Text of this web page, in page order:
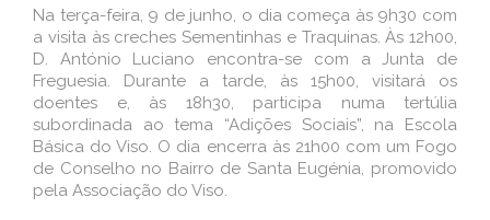
Na terça-feira, 9 de junho, o dia começa às 9h30 com
a visita às creches Sementinhas e Traquinas. Às 12h00,
D. António Luciano encontra-se com a Junta de
Freguesia. Durante a tarde, às 15h00, visitará os
doentes e, às 18h30, participa numa tertúlia
subordinada ao tema “Adições Sociais”, na Escola
Básica do Viso. O dia encerra às 21h00 com um Fogo
de Conselho no Bairro de Santa Eugénia, promovido
pela Associação do Viso.